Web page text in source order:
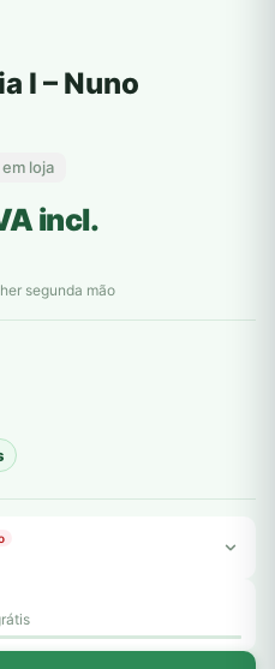
I – Nuno
loja
incl.
segunda mão